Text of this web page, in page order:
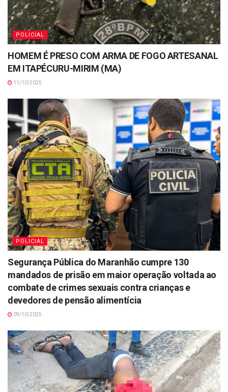
POLICIAL
HOMEM É PRESO COM ARMA DE FOGO ARTESANAL
EM ITAPÉCURU-MIRIM (MA)
11/10/2025
POLICIAL
Segurança Pública do Maranhão cumpre 130
mandados de prisão em maior operação voltada ao
combate de crimes sexuais contra crianças e
devedores de pensão alimentícia
09/10/2025